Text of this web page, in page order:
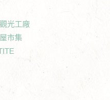
光工廠
市集